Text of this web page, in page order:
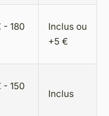
- 180
Inclus ou
+5 €
- 150
Inclus